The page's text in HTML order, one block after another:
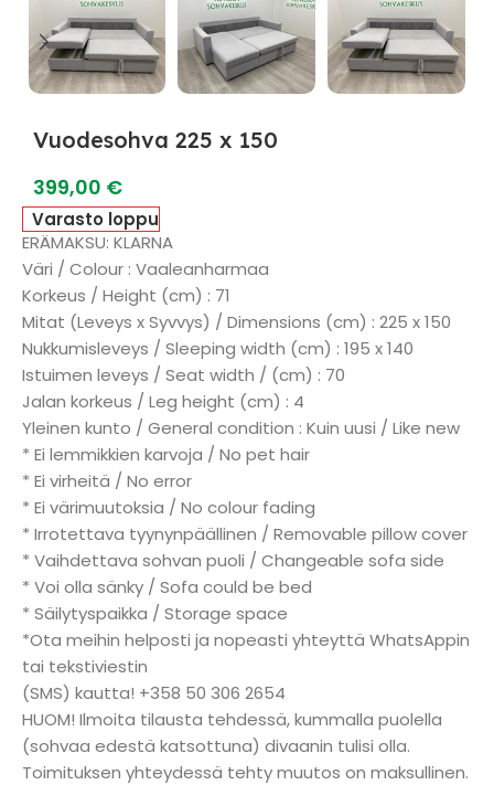
Vuodesohva 225 x 150
399,00 €
Varasto loppu
ERÄMAKSU: KLARNA
Väri / Colour : Vaaleanharmaa
Korkeus / Height (cm) : 71
Mitat (Leveys x Syvvys) / Dimensions (cm) : 225 x 150
Nukkumisleveys / Sleeping width (cm) : 195 x 140
Istuimen leveys / Seat width / (cm) : 70
Jalan korkeus / Leg height (cm) : 4
Yleinen kunto / General condition : Kuin uusi / Like new
* Ei lemmikkien karvoja / No pet hair
* Ei virheitä / No error
* Ei värimuutoksia / No colour fading
* Irrotettava tyynynpäällinen / Removable pillow cover
* Vaihdettava sohvan puoli / Changeable sofa side
* Voi olla sänky / Sofa could be bed
* Säilytyspaikka / Storage space
*Ota meihin helposti ja nopeasti yhteyttä WhatsAppin
tai tekstiviestin
(SMS) kautta! +358 50 306 2654
HUOM! Ilmoita tilausta tehdessä, kummalla puolella
(sohvaa edestä katsottuna) divaanin tulisi olla.
Toimituksen yhteydessä tehty muutos on maksullinen.